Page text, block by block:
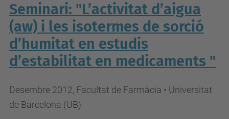
Seminari: "L’activitat d’aigua
(aw) i les isotermes de sorció
d’humitat en estudis
d’estabilitat en medicaments "
Desembre 2012, Facultat de Farmàcia • Universitat
de Barcelona (UB)